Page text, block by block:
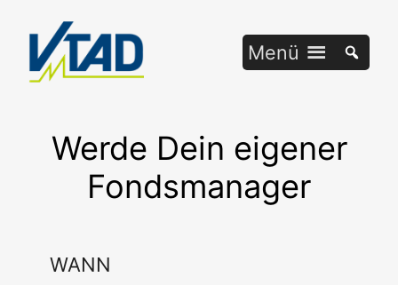
springen
Menü
Werde Dein eigener
Fondsmanager
WANN